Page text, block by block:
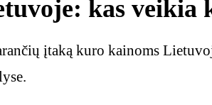
kas veikia
įtaką kuro kainoms